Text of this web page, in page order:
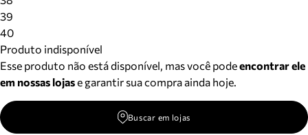
39
40
Produto indisponível
Esse produto não está disponível, mas você podeencontrar ele
em nossas lojase garantir sua compra ainda hoje.
Buscar em lojas